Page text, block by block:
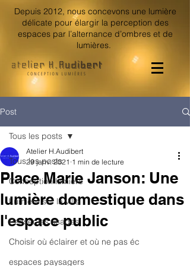
Depuis 2012, nous concevons une lumière
délicate pour élargir la perception des
espaces par l’alternance d’ombres et de
lumières.
Post
Tous les posts
Conception lumière
Lumière sur la ville
Penser les usages
Choisir où éclairer et où ne pas éc
espaces paysagers
Tous les posts
Place Marie Janson: Une
lumière domestique dans
l'espace public
Atelier H.Audibert
29 janv. 2021 1 min de lecture